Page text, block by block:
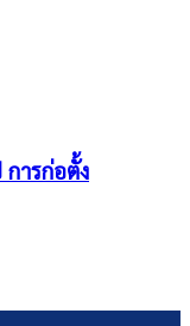
ารก่อตั้ง